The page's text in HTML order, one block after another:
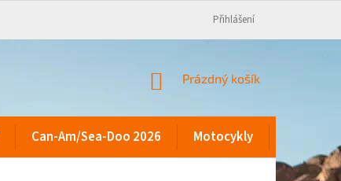
Přihlášení
NÁKUPNÍ
Prázdný košík
Can-Am/Sea-Doo 2026 Motocykly